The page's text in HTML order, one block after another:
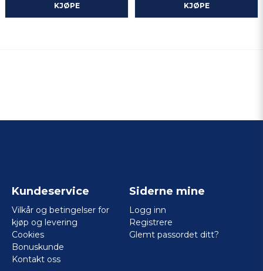
KJØPE KJØPE
Kundeservice
Vilkår og betingelser for
kjøp og levering
Cookies
Bonuskunde
Kontakt oss
Siderne mine
Logg inn
Registrere
Glemt passordet ditt?